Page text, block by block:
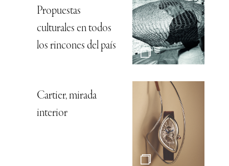
Propuestas
culturales en todos
los rincones del país
Cartier, mirada
interior